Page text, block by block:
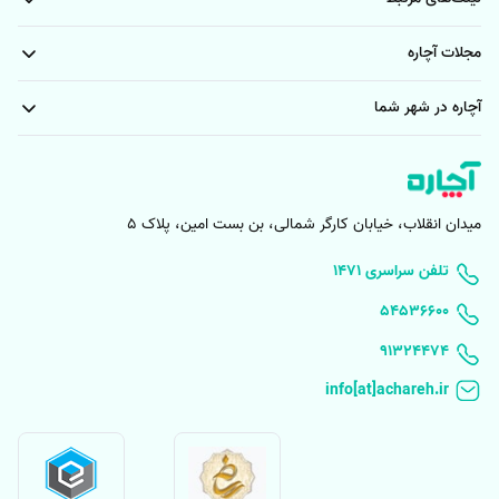
مبل شویی در منزل شیراز
مبل شویی کرج با دستگاه
خدمات مبل شویی در صیاد شیرازی مشهد
مجلات آچاره
آچاره در شهر شما
میدان انقلاب، خیابان کارگر شمالی، بن بست امین، پلاک 5
۱۴۷۱ تلفن سراسری
۵۴۵۳۶۶۰۰
91324474